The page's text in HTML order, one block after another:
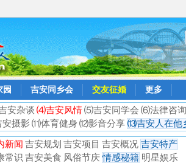
园 吉安同乡会 交友征婚 更多
安杂谈 ⑷吉安风情⑸吉安同学会 ⑹法律咨询
摄影 ⑾体育健身 ⑿影音分享 ⒀吉安人在他
新闻 吉安规划 吉安项目 吉安概况 吉安特产
常识 吉安美食 风俗节庆 情感秘籍 明星娱乐